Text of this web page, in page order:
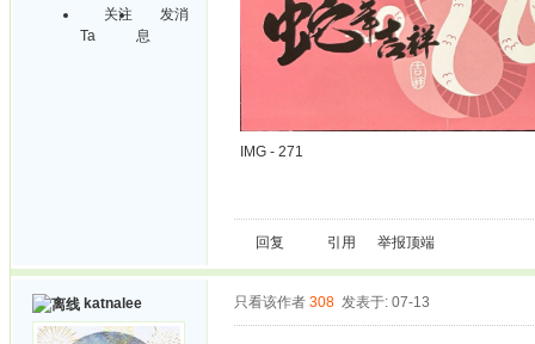
关注
Ta
发消
息
IMG - 271
回复 引用 举报顶端
katnalee 只看该作者 308 发表于: 07-13